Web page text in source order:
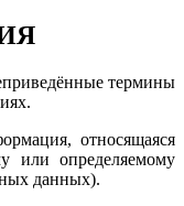
термины
относящаяся
или определяемому
данных).